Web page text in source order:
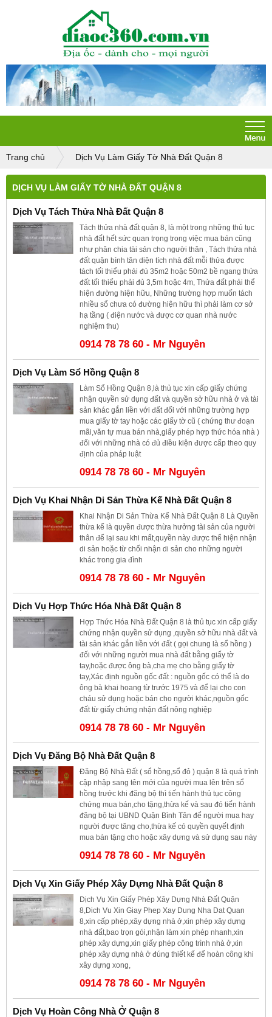
Trang chủ Dịch Vụ Làm Giấy Tờ Nhà Đất Quận 8
DỊCH VỤ LÀM GIẤY TỜ NHÀ ĐẤT QUẬN 8
Dịch Vụ Tách Thửa Nhà Đất Quận 8
Tách thửa nhà đất quận 8, là một trong những thủ tục
nhà đất hết sức quan trọng trong việc mua bán cũng
như phân chia tài sản cho người thân , Tách thửa nhà
đất quận bình tân diện tích nhà đất mỗi thửa được
tách tối thiểu phải đủ 35m2 hoặc 50m2 bề ngang thửa
đất tối thiểu phải đủ 3,5m hoặc 4m, Thửa đất phải thể
hiện đường hiện hữu, Những trường hợp muốn tách
nhiều sổ chưa có đường hiện hữu thì phải làm cơ sở
hạ tầng ( điện nước và được cơ quan nhà nước
nghiệm thu)
0914 78 78 60 - Mr Nguyên
Dịch Vụ Làm Sổ Hồng Quận 8
Làm Sổ Hồng Quận 8,là thủ tục xin cấp giấy chứng
nhận quyền sử dụng đất và quyền sở hữu nhà ở và tài
sản khác gắn liền với đất đối với những trường hợp
mua giấy tờ tay hoặc các giấy tờ cũ ( chứng thư đoạn
mãi,văn tự mua bán nhà,giấy phép hợp thức hóa nhà )
đối với những nhà có đủ điều kiện được cấp theo quy
định của pháp luật
0914 78 78 60 - Mr Nguyên
Dịch Vụ Khai Nhận Di Sản Thừa Kế Nhà Đất Quận 8
Khai Nhận Di Sản Thừa Kế Nhà Đất Quận 8 Là Quyền
thừa kế là quyền được thừa hưởng tài sản của người
thân để lại sau khi mất,quyền này được thể hiện nhận
di sản hoặc từ chối nhận di sản cho những người
khác trong gia đình
0914 78 78 60 - Mr Nguyên
Dịch Vụ Hợp Thức Hóa Nhà Đất Quận 8
Hợp Thức Hóa Nhà Đất Quận 8 là thủ tục xin cấp giấy
chứng nhận quyền sử dụng ,quyền sở hữu nhà đất và
tài sản khác gắn liền với đất ( gọi chung là sổ hồng )
đối với những người mua nhà đất bằng giấy tờ
tay,hoặc được ông bà,cha mẹ cho bằng giấy tờ
tay,Xác định nguồn gốc đất : nguồn gốc có thể là do
ông bà khai hoang từ trước 1975 và để lại cho con
cháu sử dụng hoặc bán cho người khác,nguồn gốc
đất từ giấy chứng nhận đất nông nghiệp
0914 78 78 60 - Mr Nguyên
Dịch Vụ Đăng Bộ Nhà Đất Quận 8
Đăng Bộ Nhà Đất ( sổ hồng,sổ đỏ ) quận 8 là quá trình
cập nhập sang tên mới của người mua lên trên sổ
hồng trước khi đăng bộ thì tiến hành thủ tục công
chứng mua bán,cho tặng,thừa kế và sau đó tiến hành
đăng bộ tại UBND Quận Bình Tân để người mua hay
người được tăng cho,thừa kế có quyền quyết định
mua bán tặng cho hoặc xây dựng và sử dụng sau này
0914 78 78 60 - Mr Nguyên
Dịch Vụ Xin Giấy Phép Xây Dựng Nhà Đất Quận 8
Dịch Vụ Xin Giấy Phép Xây Dựng Nhà Đất Quận
8,Dich Vu Xin Giay Phep Xay Dung Nha Dat Quan
8,xin cấp phép,xây dựng nhà ở,xin phép xây dựng
nhà đất,bao trọn gói,nhận làm xin phép nhanh,xin
phép xây dựng,xin giấy phép công trình nhà ở,xin
phép xây dựng nhà ở đúng thiết kế để hoàn công khi
xây dựng xong,
0914 78 78 60 - Mr Nguyên
Dịch Vụ Hoàn Công Nhà Ở Quận 8